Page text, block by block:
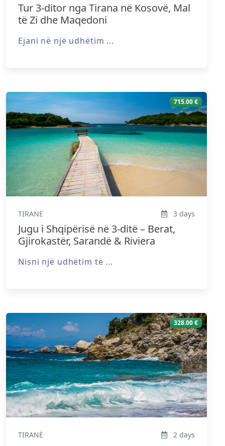
Tur 3-ditor nga Tirana në Kosovë, Mal
të Zi dhe Maqedoni
Ejani në një udhëtim ...
715.00 €
TIRANË 3 days
Jugu i Shqipërisë në 3-ditë – Berat,
Gjirokastër, Sarandë & Riviera
Nisni një udhëtim të ...
328.00 €
TIRANË 2 days